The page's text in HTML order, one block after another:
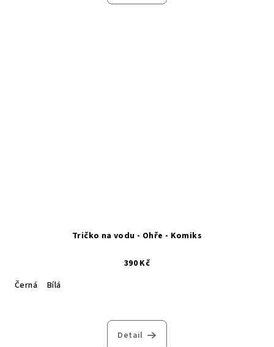
Tričko na vodu - Ohře - Komiks
390 Kč
Černá
Bílá
Detail